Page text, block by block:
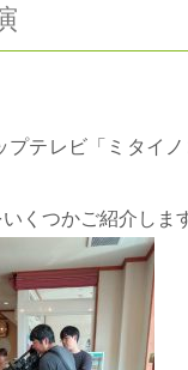
テレビ「ミタイ
くつかご紹介しま